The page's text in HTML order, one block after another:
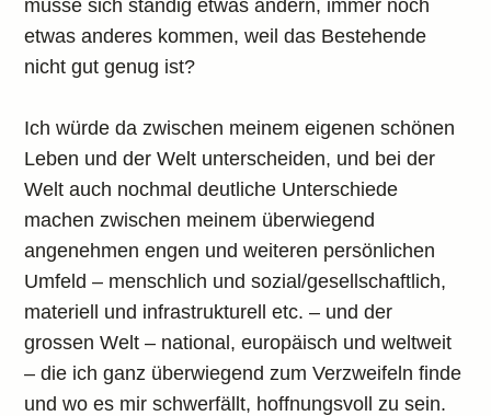
müsse sich ständig etwas ändern, immer noch
etwas anderes kommen, weil das Bestehende
nicht gut genug ist?
Ich würde da zwischen meinem eigenen schönen
Leben und der Welt unterscheiden, und bei der
Welt auch nochmal deutliche Unterschiede
machen zwischen meinem überwiegend
angenehmen engen und weiteren persönlichen
Umfeld – menschlich und sozial/gesellschaftlich,
materiell und infrastrukturell etc. – und der
grossen Welt – national, europäisch und weltweit
– die ich ganz überwiegend zum Verzweifeln finde
und wo es mir schwerfällt, hoffnungsvoll zu sein.